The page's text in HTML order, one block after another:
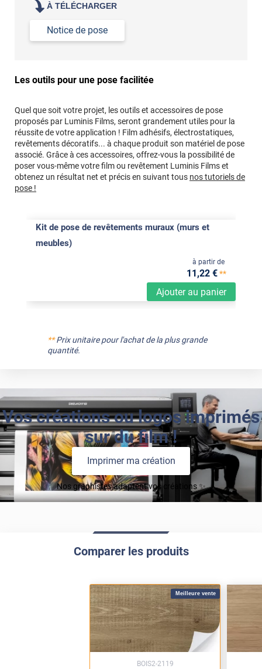
À TÉLÉCHARGER
Notice de pose
Les outils pour une pose facilitée
Quel que soit votre projet, les outils et accessoires de pose
proposés par Luminis Films, seront grandement utiles pour la
réussite de votre application ! Film adhésifs, électrostatiques,
revêtements décoratifs... à chaque produit son matériel de pose
associé. Grâce à ces accessoires, offrez-vous la possibilité de
poser vous-même votre film ou revêtement Luminis Films et
obtenez un résultat net et précis en suivant tous nos tutoriels de
pose !
Kit de pose de revêtements muraux (murs et
meubles)
Ajouter au panier
à partir de
11,22 €**
**Prix unitaire pour l'achat de la plus grande
quantité.
Vos créations ou logos imprimés
sur du film !
Imprimer ma création
Nos graphistes adaptent vos créations ✨
Comparer les produits
Meilleure vente
BOIS2-2119